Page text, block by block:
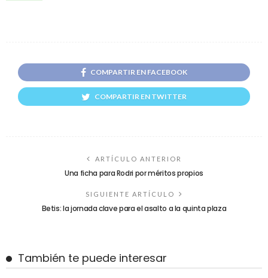
COMPARTIR EN FACEBOOK
COMPARTIR EN TWITTER
ARTÍCULO ANTERIOR
Una ficha para Rodri por méritos propios
SIGUIENTE ARTÍCULO
Betis: la jornada clave para el asalto a la quinta plaza
También te puede interesar